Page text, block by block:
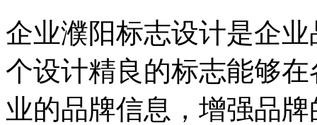
企业濮阳标志设计是企
个设计精良的标志能够
业的品牌信息，增强品